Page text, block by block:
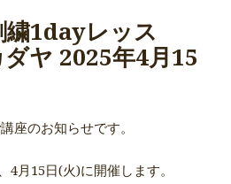
繍1dayレッス
ヤ 2025年4月15
座のお知らせです。
4月15日(火)に開催します。